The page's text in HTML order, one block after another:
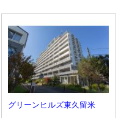
グリーンヒルズ東久留米